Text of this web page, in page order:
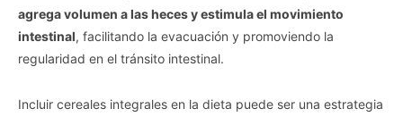
agrega volumen a las heces y estimula el movimiento
intestinal, facilitando la evacuación y promoviendo la
regularidad en el tránsito intestinal.
Incluir cereales integrales en la dieta puede ser una estrategia